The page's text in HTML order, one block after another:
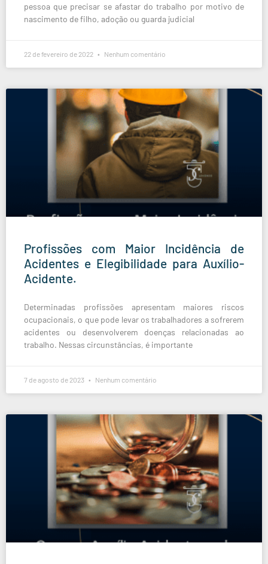
pessoa que precisar se afastar do trabalho por motivo de
nascimento de filho, adoção ou guarda judicial
22 de fevereiro de 2022 Nenhum comentário
Profissões com Maior Incidência de
Acidentes e Elegibilidade para Auxílio-
Acidente.
Determinadas profissões apresentam maiores riscos
ocupacionais, o que pode levar os trabalhadores a sofrerem
acidentes ou desenvolverem doenças relacionadas ao
trabalho. Nessas circunstâncias, é importante
7 de agosto de 2023 Nenhum comentário